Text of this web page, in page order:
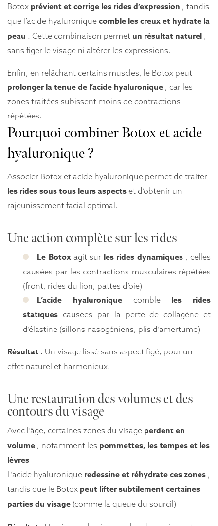
Botox prévient et corrige les rides d’expression , tandis
que l’acide hyaluronique comble les creux et hydrate la
peau . Cette combinaison permet un résultat naturel ,
sans figer le visage ni altérer les expressions.
Enfin, en relâchant certains muscles, le Botox peut
prolonger la tenue de l’acide hyaluronique , car les
zones traitées subissent moins de contractions
répétées.
Pourquoi combiner Botox et acide
hyaluronique ?
Associer Botox et acide hyaluronique permet de traiter
les rides sous tous leurs aspects et d’obtenir un
rajeunissement facial optimal.
Une action complète sur les rides
Le Botoxagit sur les rides dynamiques, celles
causées par les contractions musculaires répétées
(front, rides du lion, pattes d’oie)
L’acide hyaluronique comble les rides
statiques causées par la perte de collagène et
d’élastine (sillons nasogéniens, plis d’amertume)
Résultat : Un visage lissé sans aspect figé, pour un
effet naturel et harmonieux.
Une restauration des volumes et des
contours du visage
Avec l’âge, certaines zones du visage perdent en
volume , notamment les pommettes, les tempes et les
lèvres
L’acide hyaluronique redessine et réhydrate ces zones ,
tandis que le Botox peut lifter subtilement certaines
parties du visage (comme la queue du sourcil)